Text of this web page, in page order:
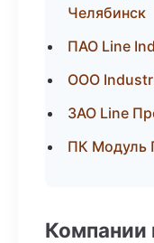
Челябинск
ПАО Line
ООО
ЗАО Line
ПК Модуль
Компании